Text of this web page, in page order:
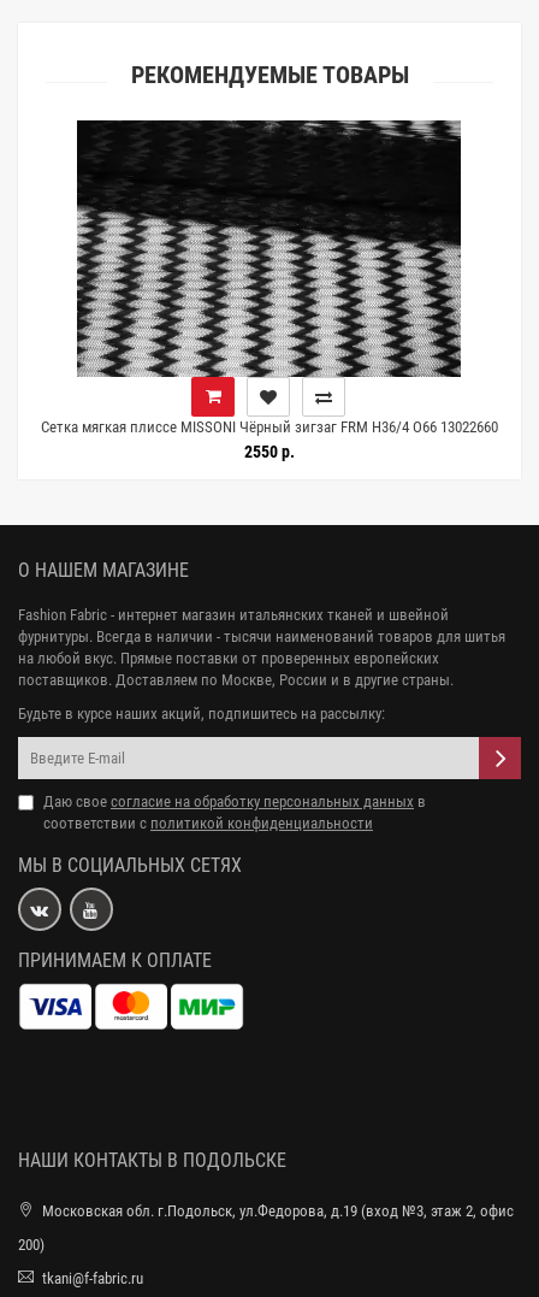
РЕКОМЕНДУЕМЫЕ ТОВАРЫ
Сетка мягкая плиссе MISSONI Чёрный зигзаг FRM H36/4 O66 13022660
2550 р.
О НАШЕМ МАГАЗИНЕ
Fashion Fabric - интернет магазин итальянских тканей и швейной
фурнитуры. Всегда в наличии - тысячи наименований товаров для шитья
на любой вкус. Прямые поставки от проверенных европейских
поставщиков. Доставляем по Москве, России и в другие страны.
Будьте в курсе наших акций, подпишитесь на рассылку:
Даю свое согласие на обработку персональных данных в
соответствии с политикой конфиденциальности
МЫ В СОЦИАЛЬНЫХ СЕТЯХ
ПРИНИМАЕМ К ОПЛАТЕ
НАШИ КОНТАКТЫ В ПОДОЛЬСКЕ
Московская обл. г.Подольск, ул.Федорова, д.19 (вход №3, этаж 2, офис
200)
tkani@f-fabric.ru